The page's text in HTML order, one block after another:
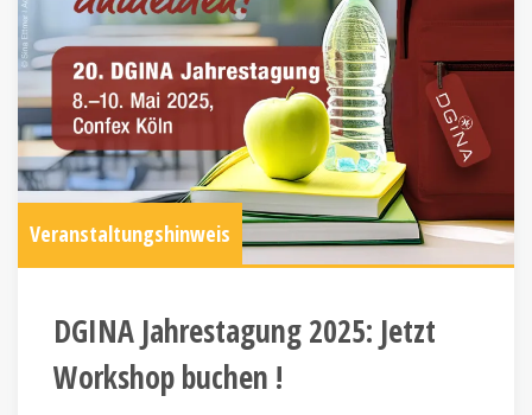
Veranstaltungshinweis
DGINA Jahrestagung 2025: Jetzt
Workshop buchen !